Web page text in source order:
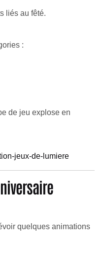
liés au fêté.
:
de jeu explose en
jeux-de-lumiere
quelques animations